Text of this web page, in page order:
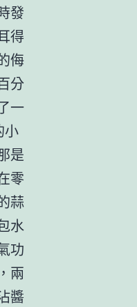
發
得
侮
分
一
小
是
零
蒜
水
功
兩
醬